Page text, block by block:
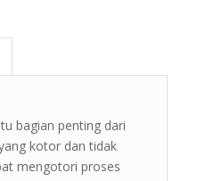
bagian penting dari
kotor dan tidak
mengotori proses